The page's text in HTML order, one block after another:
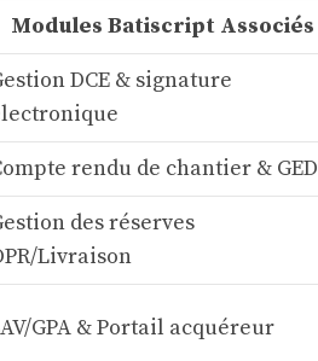
Modules Batiscript Associés
DCE & signature
rendu de chantier & GED
des réserves
Livraison
GPA & Portail acquéreur